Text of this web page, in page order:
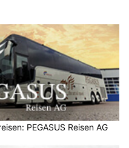
PEGASUS Reisen AG